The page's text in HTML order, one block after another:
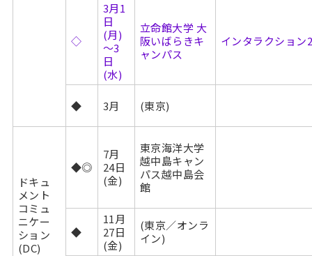
◇
3月1
日
(月)
～3
日
(水)
立命館大学 大
阪いばらきキ
ャンパス
インタラクショ
◆ 3月 (東京)
ドキュ
メント
コミュ
ニケー
ション
(DC)
◆◎
7月
24日
(金)
東京海洋大学
越中島キャン
パス越中島会
館
◆
11月
27日
(金)
(東京／オンラ
イン)